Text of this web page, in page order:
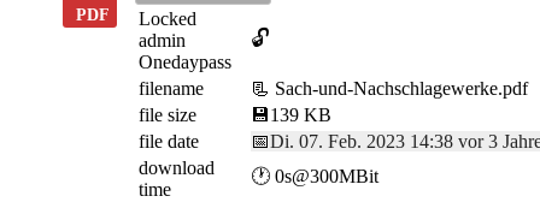
Locked
admin
Onedaypass
🔓
filename
📃 Sach-und-Nachschlagewerke.pdf
file size
💾139 KB
file date
📅Di. 07. Feb. 2023 14:38 vor 3
download
time
🕐 0s@300MBit